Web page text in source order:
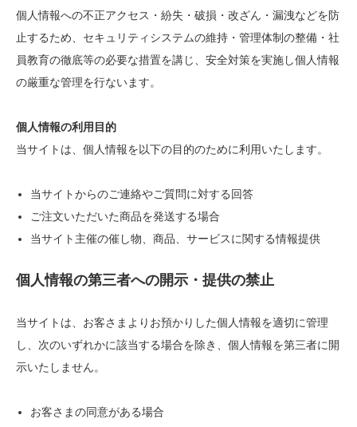
個人情報への不正アクセス・紛失・破損・改ざん・漏洩などを防
止するため、セキュリティシステムの維持・管理体制の整備・社
員教育の徹底等の必要な措置を講じ、安全対策を実施し個人情報
の厳重な管理を行ないます。
個人情報の利用目的
当サイトは、個人情報を以下の目的のために利用いたします。
当サイトからのご連絡やご質問に対する回答
ご注文いただいた商品を発送する場合
当サイト主催の催し物、商品、サービスに関する情報提供
個人情報の第三者への開示・提供の禁止
当サイトは、お客さまよりお預かりした個人情報を適切に管理
し、次のいずれかに該当する場合を除き、個人情報を第三者に開
示いたしません。
お客さまの同意がある場合